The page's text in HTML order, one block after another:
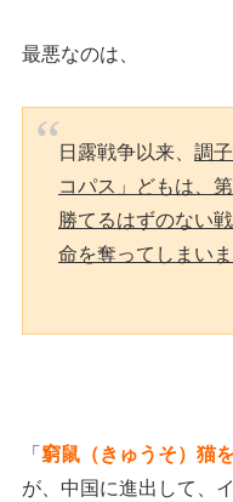
最悪なのは、
日露戦争以来、調
コパス」どもは、
勝てるはずのない
命を奪ってしまいま
「窮鼠（きゅうそ）猫
が、中国に進出して、